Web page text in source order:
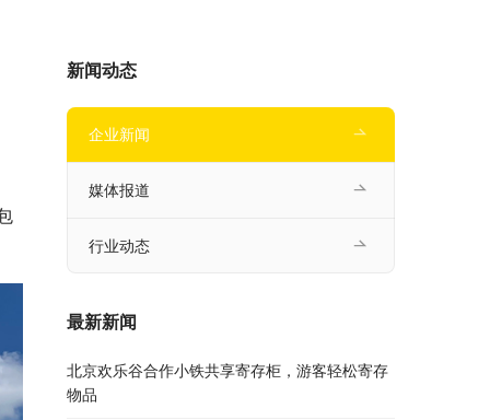
新闻动态
企业新闻
媒体报道
行业动态
最新新闻
北京欢乐谷合作小铁共享寄存柜，游客轻松寄存
物品